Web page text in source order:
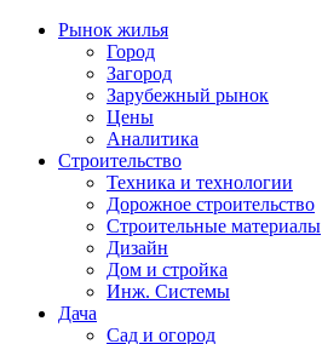
Рынок жилья
Город
Загород
Зарубежный рынок
Цены
Аналитика
Строительство
Техника и технологии
Дорожное строительство
Строительные материалы
Дизайн
Дом и стройка
Инж. Системы
Дача
Сад и огород